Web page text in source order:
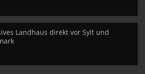
Landhaus direkt vor Sylt und